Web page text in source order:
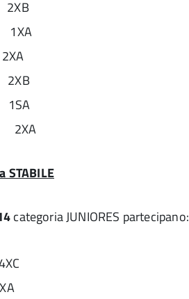
1SA
STABILE
categoria JUNIORES partecipano: